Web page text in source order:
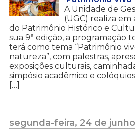
A Unidade de
(UGC) realiza
do Patrimônio Histórico e
sua 9ª edição, a programação
terá como tema “Patrimônio
natureza”, com palestras,
exposições culturais,
simpósio acadêmico e
[…]
segunda-feira, 24 de